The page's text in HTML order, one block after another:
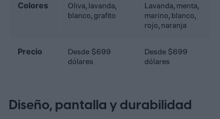
Colores
Oliva, lavanda,
blanco, grafito
Lavanda, menta,
marino, blanco,
rojo, naranja
Precio
Desde $699
dólares
Desde $699
dólares
Diseño, pantalla y durabilidad